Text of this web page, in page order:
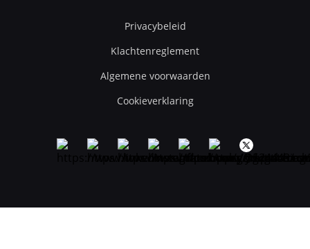
Privacybeleid
Klachtenreglement
Algemene voorwaarden
Cookieverklaring